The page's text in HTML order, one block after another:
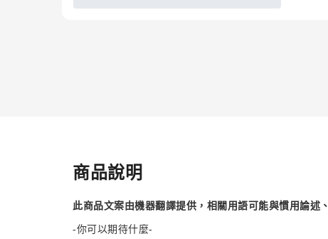
商品說明
此商品文案由機器翻譯提供，相關用語可能與慣用論述
-你可以期待什麼-